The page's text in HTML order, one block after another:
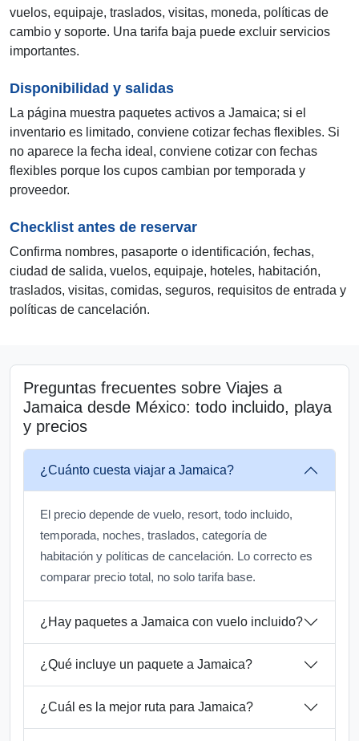
vuelos, equipaje, traslados, visitas, moneda, políticas de
cambio y soporte. Una tarifa baja puede excluir servicios
importantes.
Disponibilidad y salidas
La página muestra paquetes activos a Jamaica; si el
inventario es limitado, conviene cotizar fechas flexibles. Si
no aparece la fecha ideal, conviene cotizar con fechas
flexibles porque los cupos cambian por temporada y
proveedor.
Checklist antes de reservar
Confirma nombres, pasaporte o identificación, fechas,
ciudad de salida, vuelos, equipaje, hoteles, habitación,
traslados, visitas, comidas, seguros, requisitos de entrada y
políticas de cancelación.
Preguntas frecuentes sobre Viajes a
Jamaica desde México: todo incluido, playa
y precios
¿Cuánto cuesta viajar a Jamaica?
El precio depende de vuelo, resort, todo incluido,
temporada, noches, traslados, categoría de
habitación y políticas de cancelación. Lo correcto es
comparar precio total, no solo tarifa base.
¿Hay paquetes a Jamaica con vuelo incluido?
¿Qué incluye un paquete a Jamaica?
¿Cuál es la mejor ruta para Jamaica?